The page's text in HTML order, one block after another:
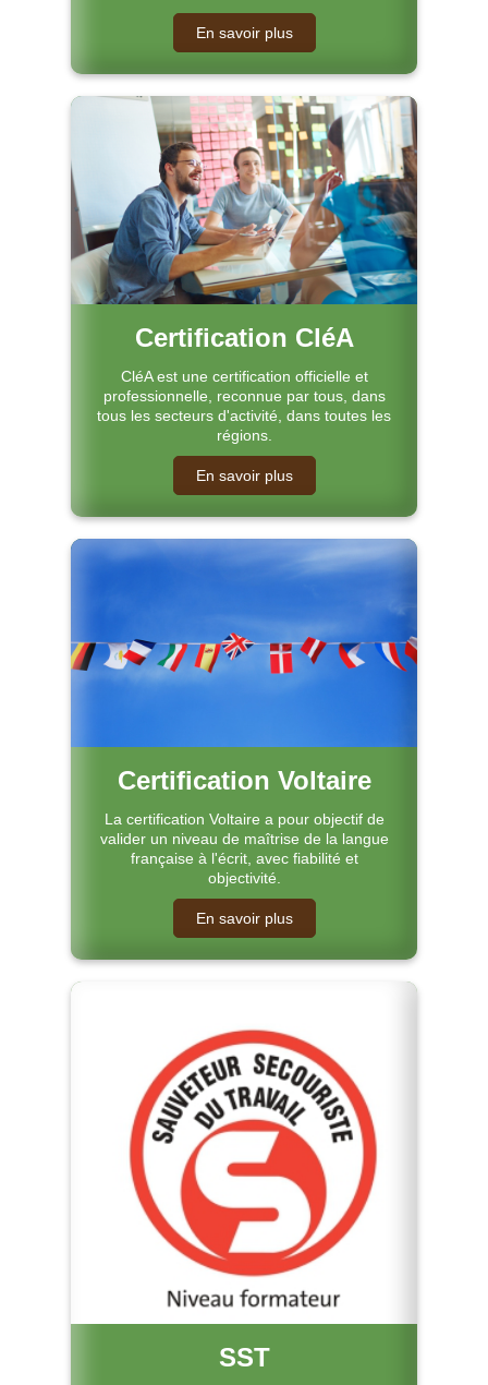
En savoir plus
Certification CléA
CléA est une certification officielle et
professionnelle, reconnue par tous, dans
tous les secteurs d'activité, dans toutes les
régions.
En savoir plus
Certification Voltaire
La certification Voltaire a pour objectif de
valider un niveau de maîtrise de la langue
française à l'écrit, avec fiabilité et
objectivité.
En savoir plus
SST